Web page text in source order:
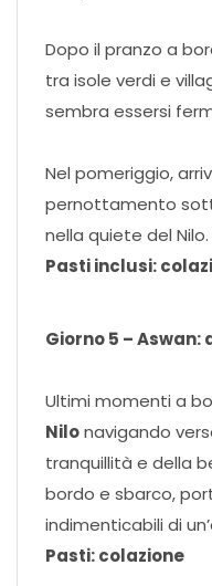
Dopo il pranzo a
tra isole verdi e
sembra essersi
Nel pomeriggio,
pernottamento
nella quiete del Nilo.
Pasti inclusi:
Giorno 5 –
Ultimi momenti a
Nilonavigando
tranquillità e della
bordo e sbarco,
indimenticabili di
Pasti: colazione